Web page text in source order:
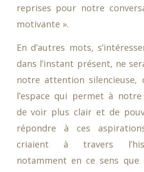
reprises pour notre
motivante ».
En d’autres mots,
dans l’instant présent, ne
notre attention silencieuse,
l’espace qui permet à
de voir plus clair et de
répondre à ces
criaient à travers
notamment en ce sens que